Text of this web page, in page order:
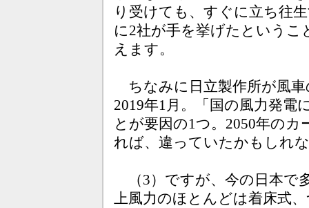
り受けても、すぐに立ち往
に2社が手を挙げたという
えます。
ちなみに日立製作所が風
2019年1月。「国の風力発電
とが要因の1つ。2050年の
れば、違っていたかもしれ
（3）ですが、今の日本で
上風力のほとんどは着床式